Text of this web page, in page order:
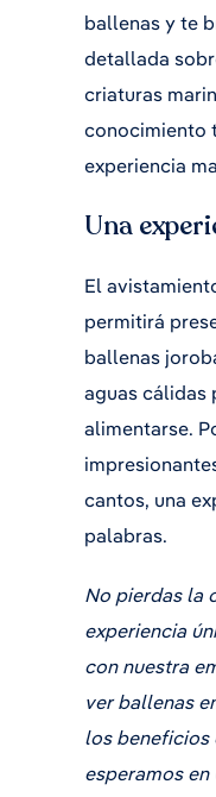
ballenas y te
detallada
criaturas
conocimiento
experiencia
Una
El
permitirá
ballenas
aguas cálidas
alimentarse.
cantos, una
palabras.
No pierdas la
experiencia
con nuestra
ver ballenas
los beneficios
esperamos